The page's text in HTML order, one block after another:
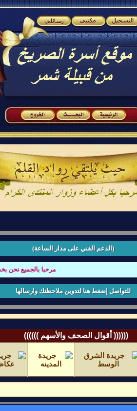
(الدعم الفني على مدار الساعة)
مرحبا بالجميع نحن
للتواصل إضغط هنا لتدوين ملاحظتك وارسالها
(((((( أقوال الصحف والأسهم ))))))